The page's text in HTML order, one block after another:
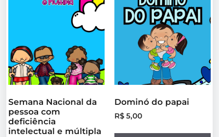
Semana Nacional da
pessoa com
deficiência
intelectual e múltipla
Dominó do papai
R$ 5,00